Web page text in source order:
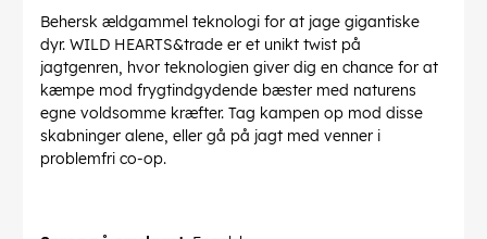
Behersk ældgammel teknologi for at jage gigantiske
dyr. WILD HEARTS&trade er et unikt twist på
jagtgenren, hvor teknologien giver dig en chance for at
kæmpe mod frygtindgydende bæster med naturens
egne voldsomme kræfter. Tag kampen op mod disse
skabninger alene, eller gå på jagt med venner i
problemfri co-op.